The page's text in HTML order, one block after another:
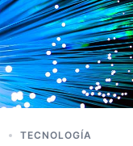
TECNOLOGÍA